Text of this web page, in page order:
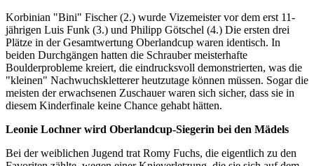
Korbinian "Bini" Fischer (2.) wurde Vizemeister vor dem erst 11-
jährigen Luis Funk (3.) und Philipp Götschel (4.) Die ersten drei
Plätze in der Gesamtwertung Oberlandcup waren identisch. In
beiden Durchgängen hatten die Schrauber meisterhafte
Boulderprobleme kreiert, die eindrucksvoll demonstrierten, was die
"kleinen" Nachwuchskletterer heutzutage können müssen. Sogar die
meisten der erwachsenen Zuschauer waren sich sicher, dass sie in
diesem Kinderfinale keine Chance gehabt hätten.
Leonie Lochner wird Oberlandcup-Siegerin bei den Mädels
Bei der weiblichen Jugend trat Romy Fuchs, die eigentlich zu den